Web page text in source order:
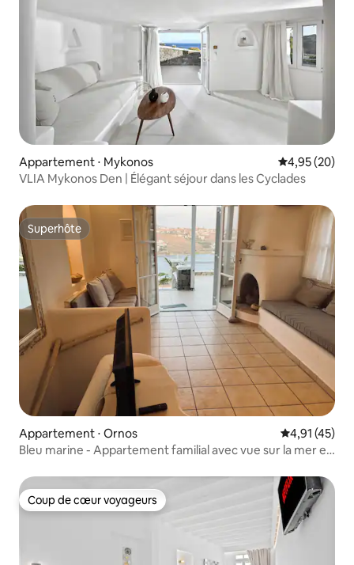
Appartement ⋅ Mykonos Évaluation
4,95 (20)
VLIA Mykonos Den | Élégant séjour dans les Cyclades
Superhôte
Superhôte
Appartement ⋅ Ornos Évaluation
4,91 (45)
Bleu marine - Appartement familial avec vue sur la mer et
Coup de cœur voyageurs
Coup de cœur voyageurs